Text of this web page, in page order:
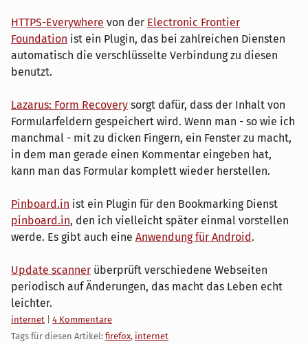
HTTPS-Everywhere von der Electronic Frontier
Foundation ist ein Plugin, das bei zahlreichen Diensten
automatisch die verschlüsselte Verbindung zu diesen
benutzt.
Lazarus: Form Recovery sorgt dafür, dass der Inhalt von
Formularfeldern gespeichert wird. Wenn man - so wie ich
manchmal - mit zu dicken Fingern, ein Fenster zu macht,
in dem man gerade einen Kommentar eingeben hat,
kann man das Formular komplett wieder herstellen.
Pinboard.in ist ein Plugin für den Bookmarking Dienst
pinboard.in, den ich vielleicht später einmal vorstellen
werde. Es gibt auch eine Anwendung für Android.
Update scanner überprüft verschiedene Webseiten
periodisch auf Änderungen, das macht das Leben echt
leichter.
Kategorien:
internet
4 Kommentare
Tags für diesen Artikel: firefox, internet